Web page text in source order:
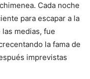
Cada noche
para escapar a la
medias, fue
la fama de
imprevistas